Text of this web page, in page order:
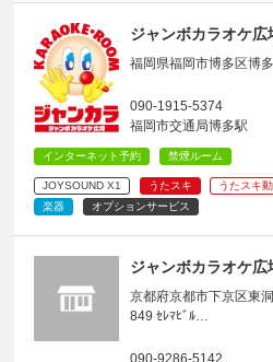
ジャンボカラオケ
福岡県福岡市博多区博
090-1915-5374
福岡市交通局博多駅
インターネット予約 禁煙ルーム
JOYSOUND X1 うたスキ
うたスキ
楽器
オプションサービス
ジャンボカラオケ
京都府京都市下京区東
849 ｾﾚﾏﾋﾞﾙ…